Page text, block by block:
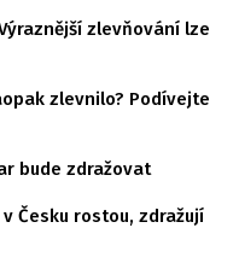
zlevňování lze
zlevnilo? Podívejte
bude zdražovat
Česku rostou, zdražují